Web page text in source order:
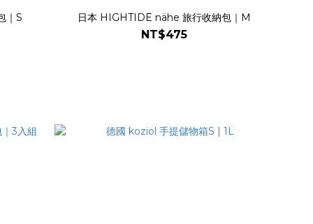
｜S 日本 HIGHTIDE nähe 旅行收納包｜M
NT$475